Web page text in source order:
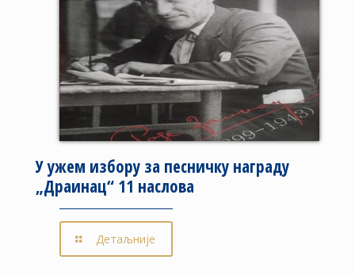
У ужем избору за песничку награду
„Драинац“ 11 наслова
Детаљније